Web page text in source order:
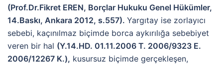
(Prof.Dr.Fikret EREN, Borçlar Hukuku Genel Hükümler,
14.Baskı, Ankara 2012, s.557). Yargıtay ise zorlayıcı
sebebi, kaçınılmaz biçimde borca aykırılığa sebebiyet
veren bir hal (Y.14.HD. 01.11.2006 T. 2006/9323 E.
2006/12267 K.), kusursuz biçimde gerçekleşen,